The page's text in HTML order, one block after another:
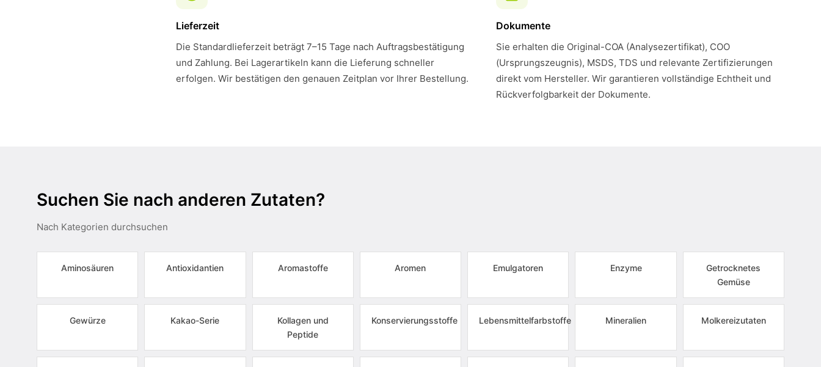
Lieferzeit
Die Standardlieferzeit beträgt 7–15 Tage nach Auftragsbestätigung
und Zahlung. Bei Lagerartikeln kann die Lieferung schneller
erfolgen. Wir bestätigen den genauen Zeitplan vor Ihrer Bestellung.
Dokumente
Sie erhalten die Original-COA (Analysezertifikat), COO
(Ursprungszeugnis), MSDS, TDS und relevante Zertifizierungen
direkt vom Hersteller. Wir garantieren vollständige Echtheit und
Rückverfolgbarkeit der Dokumente.
Suchen Sie nach anderen Zutaten?
Nach Kategorien durchsuchen
Aminosäuren Antioxidantien Aromastoffe Aromen Emulgatoren Enzyme
Getrocknetes
Gemüse
Gewürze Kakao-Serie
Kollagen und
Peptide
Konservierungsstoffe Lebensmittelfarbstoffe Mineralien Molkereizutaten